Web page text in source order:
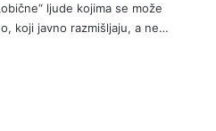
ljude kojima se može
koji javno razmišljaju, a ne…